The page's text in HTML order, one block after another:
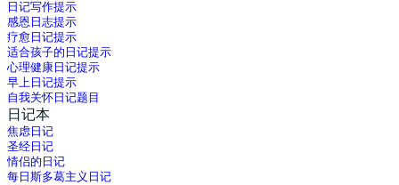
日记写作提示
感恩日志提示
疗愈日记提示
适合孩子的日记提示
心理健康日记提示
早上日记提示
自我关怀日记题目
日记本
焦虑日记
圣经日记
情侣的日记
每日斯多葛主义日记